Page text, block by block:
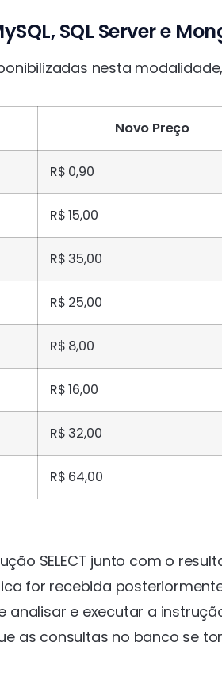
SQL Server e
nesta
Novo Preço
R$ 0,90
R$ 15,00
R$ 35,00
R$ 25,00
R$ 8,00
R$ 16,00
R$ 32,00
R$ 64,00
SELECT junto com o
for recebida
analisar e executar a
as consultas no banco se